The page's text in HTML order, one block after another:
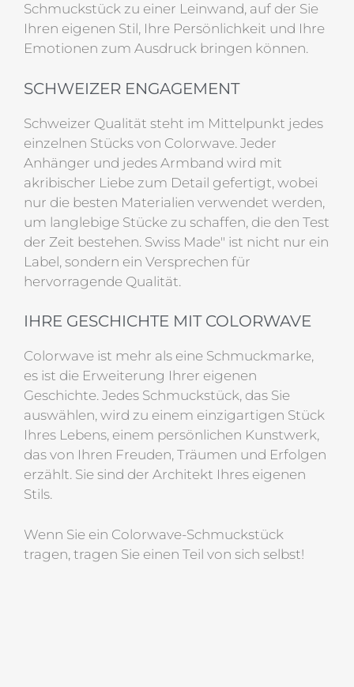
Schmuckstück zu einer Leinwand, auf der Sie
Ihren eigenen Stil, Ihre Persönlichkeit und Ihre
Emotionen zum Ausdruck bringen können.
SCHWEIZER ENGAGEMENT
Schweizer Qualität steht im Mittelpunkt jedes
einzelnen Stücks von Colorwave. Jeder
Anhänger und jedes Armband wird mit
akribischer Liebe zum Detail gefertigt, wobei
nur die besten Materialien verwendet werden,
um langlebige Stücke zu schaffen, die den Test
der Zeit bestehen. Swiss Made" ist nicht nur ein
Label, sondern ein Versprechen für
hervorragende Qualität.
IHRE GESCHICHTE MIT COLORWAVE
Colorwave ist mehr als eine Schmuckmarke,
es ist die Erweiterung Ihrer eigenen
Geschichte. Jedes Schmuckstück, das Sie
auswählen, wird zu einem einzigartigen Stück
Ihres Lebens, einem persönlichen Kunstwerk,
das von Ihren Freuden, Träumen und Erfolgen
erzählt. Sie sind der Architekt Ihres eigenen
Stils.
Wenn Sie ein Colorwave-Schmuckstück
tragen, tragen Sie einen Teil von sich selbst!